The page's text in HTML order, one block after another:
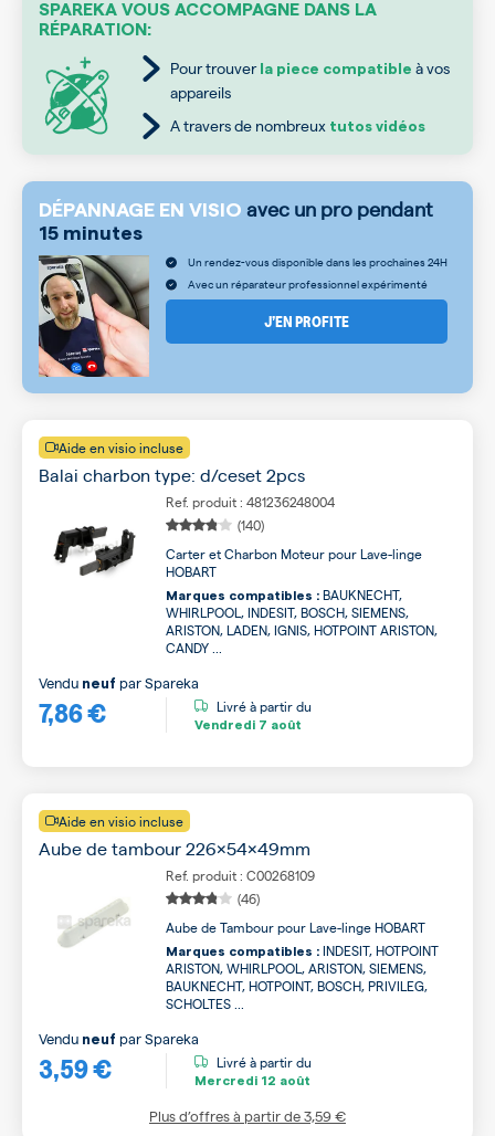
SPAREKA VOUS ACCOMPAGNE DANS LA
RÉPARATION:
Pour trouver la piece compatible à vos
appareils
A travers de nombreux tutos vidéos
DÉPANNAGE EN VISIO avec un pro pendant
15 minutes
Un rendez-vous disponible dans les prochaines 24H
Avec un réparateur professionnel expérimenté
J’EN PROFITE
Aide en visio incluse
Balai charbon type: d/ceset 2pcs
Ref. produit : 481236248004
(140)
Carter et Charbon Moteur pour Lave-linge
HOBART
Marques compatibles : BAUKNECHT,
WHIRLPOOL, INDESIT, BOSCH, SIEMENS,
ARISTON, LADEN, IGNIS, HOTPOINT ARISTON,
CANDY ...
7,86 €
Vendu neuf parSpareka
Livré à partir du
Vendredi 7 août
Aide en visio incluse
Aube de tambour 226x54x49mm
Ref. produit : C00268109
(46)
Aube de Tambour pour Lave-linge HOBART
Marques compatibles : INDESIT, HOTPOINT
ARISTON, WHIRLPOOL, ARISTON, SIEMENS,
BAUKNECHT, HOTPOINT, BOSCH, PRIVILEG,
SCHOLTES ...
3,59 €
Vendu neuf parSpareka
Livré à partir du
Mercredi 12 août
Plus d’offres à partir de3,59 €